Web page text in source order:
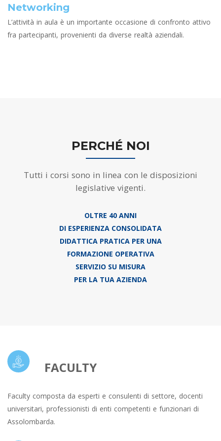
Networking
L’attività in aula è un importante occasione di confronto attivo
fra partecipanti, provenienti da diverse realtà aziendali.
PERCHÉ NOI
Tutti i corsi sono in linea con le disposizioni
legislative vigenti.
OLTRE 40 ANNI
DI ESPERIENZA CONSOLIDATA
DIDATTICA PRATICA PER UNA
FORMAZIONE OPERATIVA
SERVIZIO SU MISURA
PER LA TUA AZIENDA
FACULTY
Faculty composta da esperti e consulenti di settore, docenti
universitari, professionisti di enti competenti e funzionari di
Assolombarda.